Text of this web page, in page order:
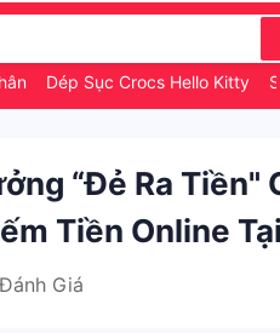
Dép Sục Crocs Hello Kitty
“Đẻ Ra
Tiền Online
Đánh Giá